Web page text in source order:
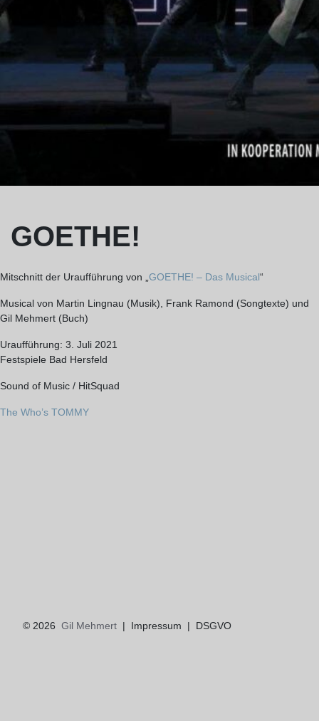
GOETHE!
Mitschnitt der Uraufführung von „ GOETHE! – Das Musical“
Musical von Martin Lingnau (Musik), Frank Ramond (Songtexte) und
Gil Mehmert (Buch)
Uraufführung: 3. Juli 2021
Festspiele Bad Hersfeld
Sound of Music / HitSquad
Beitragsnavigation
The Who’s TOMMY
© 2026 Gil Mehmert | Impressum | DSGVO